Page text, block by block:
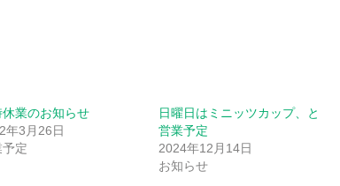
休業のお知らせ
年3月26日
定
日曜日はミニッツカップ、と
営業予定
2024年12月14日
お知らせ